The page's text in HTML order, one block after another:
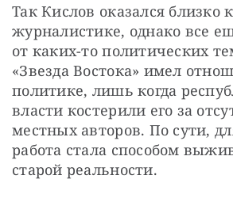
Так Кислов оказался близко к
журналистике, однако все
от каких-то политических
«Звезда Востока» имел
политике, лишь когда
власти костерили его за
местных авторов. По сути,
работа стала способом
старой реальности.